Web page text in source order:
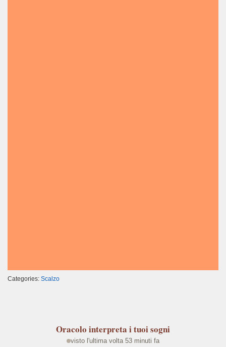
Categories: Scalzo
Oracolo interpreta i tuoi sogni
visto l'ultima volta 53 minuti fa